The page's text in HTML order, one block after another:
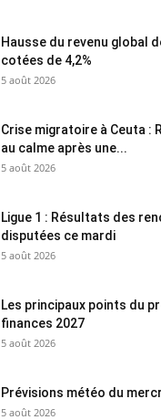
Hausse du revenu global
cotées de 4,2%
5 août 2026
Crise migratoire à Ceuta :
au calme après une...
5 août 2026
Ligue 1 : Résultats des
disputées ce mardi
5 août 2026
Les principaux points du
finances 2027
5 août 2026
Prévisions météo du
5 août 2026